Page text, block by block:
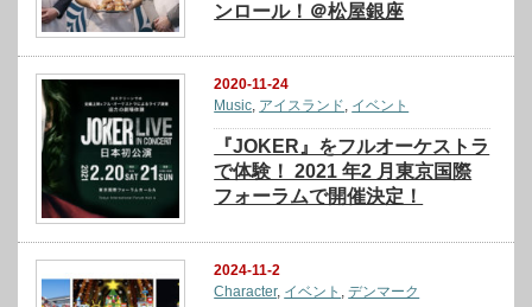
ンロール！＠松屋銀座
2020-11-24
Music, アイスランド, イベント
『JOKER』をフルオーケストラ
で体験！ 2021 年2 月東京国際
フォーラムで開催決定！
2024-11-2
Character, イベント ,デンマーク